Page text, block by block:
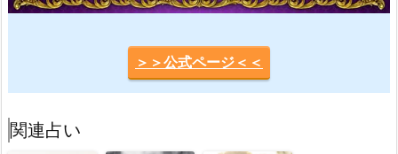
＞＞公式ページ＜＜
関連占い